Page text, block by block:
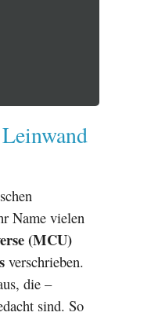
Name vielen
(MCU)
verschrieben.
die –
sind. So